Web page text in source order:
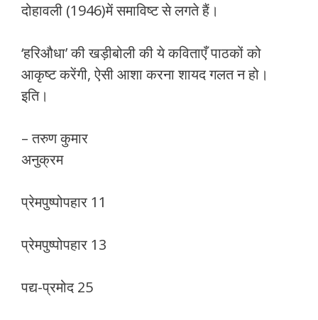
दोहावली (1946)में समाविष्ट से लगते हैं।
‘हरिऔधा’ की खड़ीबोली की ये कविताएँ पाठकों को
आकृष्ट करेंगी, ऐसी आशा करना शायद गलत न हो।
इति।
– तरुण कुमार
अनुक्रम
प्रेमपुष्पोपहार 11
प्रेमपुष्पोपहार 13
पद्य-प्रमोद 25